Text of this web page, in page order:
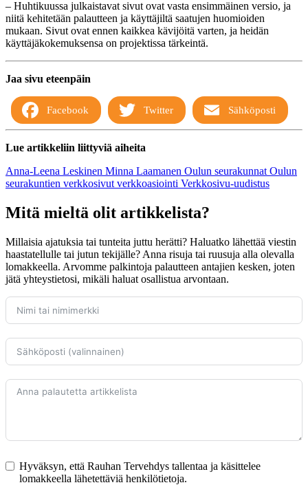
– Huhtikuussa julkaistavat sivut ovat vasta ensimmäinen versio, ja
niitä kehitetään palautteen ja käyttäjiltä saatujen huomioiden
mukaan. Sivut ovat ennen kaikkea kävijöitä varten, ja heidän
käyttäjäkokemuksensa on projektissa tärkeintä.
Jaa sivu eteenpäin
Facebook Twitter Sähköposti
Lue artikkeliin liittyviä aiheita
Anna-Leena Leskinen Minna Laamanen Oulun seurakunnat Oulun
seurakuntien verkkosivut verkkoasiointi Verkkosivu-uudistus
Mitä mieltä olit artikkelista?
Millaisia ajatuksia tai tunteita juttu herätti? Haluatko lähettää viestin
haastatellulle tai jutun tekijälle? Anna risuja tai ruusuja alla olevalla
lomakkeella. Arvomme palkintoja palautteen antajien kesken, joten
jätä yhteystietosi, mikäli haluat osallistua arvontaan.
Hyväksyn, että Rauhan Tervehdys tallentaa ja käsittelee
lomakkeella lähetettäviä henkilötietoja.